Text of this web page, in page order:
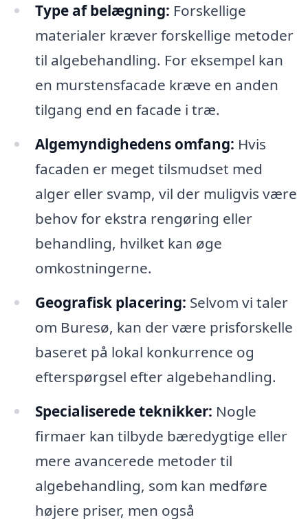
Type af belægning: Forskellige
materialer kræver forskellige metoder
til algebehandling. For eksempel kan
en murstensfacade kræve en anden
tilgang end en facade i træ.
Algemyndighedens omfang: Hvis
facaden er meget tilsmudset med
alger eller svamp, vil der muligvis være
behov for ekstra rengøring eller
behandling, hvilket kan øge
omkostningerne.
Geografisk placering: Selvom vi taler
om Buresø, kan der være prisforskelle
baseret på lokal konkurrence og
efterspørgsel efter algebehandling.
Specialiserede teknikker: Nogle
firmaer kan tilbyde bæredygtige eller
mere avancerede metoder til
algebehandling, som kan medføre
højere priser, men også